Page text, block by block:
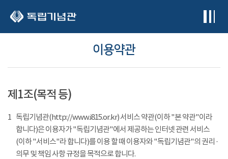
이용약관
제1조(목적 등)
1 독립기념관(http://www.i815.or.kr) 서비스 약관(이하 "본 약관"이라
합니다)은 이용자가 "독립기념관"에서 제공하는 인터넷 관련 서비스
(이하 "서비스"라 합니다)를 이용 할 때 이용자와 "독립기념관"의 권리 ·
의무 및 책임 사항 규정을 목적으로 합니다.